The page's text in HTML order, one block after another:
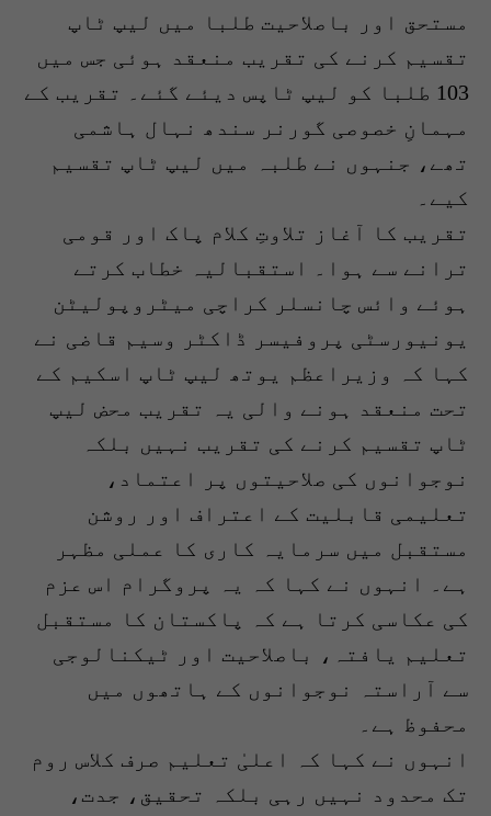
مستحق اور باصلاحیت طلبا میں لیپ ٹاپ
تقسیم کرنے کی تقریب منعقد ہوئی جس میں
103 طلبا کو لیپ ٹاپس دیئے گئے۔ تقریب کے
مہمانِ خصوصی گورنر سندھ نہال ہاشمی
تھے، جنہوں نے طلبہ میں لیپ ٹاپ تقسیم
کیے۔
تقریب کا آغاز تلاوتِ کلام پاک اور قومی
ترانے سے ہوا۔ استقبالیہ خطاب کرتے
ہوئے وائس چانسلر کراچی میٹروپولیٹن
یونیورسٹی پروفیسر ڈاکٹر وسیم قاضی نے
کہا کہ وزیراعظم یوتھ لیپ ٹاپ اسکیم کے
تحت منعقد ہونے والی یہ تقریب محض لیپ
ٹاپ تقسیم کرنے کی تقریب نہیں بلکہ
نوجوانوں کی صلاحیتوں پر اعتماد،
تعلیمی قابلیت کے اعتراف اور روشن
مستقبل میں سرمایہ کاری کا عملی مظہر
ہے۔ انہوں نے کہا کہ یہ پروگرام اس عزم
کی عکاسی کرتا ہے کہ پاکستان کا مستقبل
تعلیم یافتہ، باصلاحیت اور ٹیکنالوجی
سے آراستہ نوجوانوں کے ہاتھوں میں
محفوظ ہے۔
انہوں نے کہا کہ اعلیٰ تعلیم صرف کلاس روم
تک محدود نہیں رہی بلکہ تحقیق، جدت،